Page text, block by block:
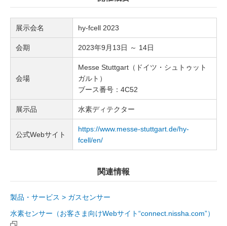
展示会名 hy-fcell 2023
会期 2023年9月13日 ～ 14日
会場
Messe Stuttgart（ドイツ・シュトゥット
ガルト）
ブース番号：4C52
展示品 水素ディテクター
公式Webサイト
https://www.messe-stuttgart.de/hy-
fcell/en/
関連情報
製品・サービス > ガスセンサー
水素センサー（お客さま向けWebサイト“connect.nissha.com”）